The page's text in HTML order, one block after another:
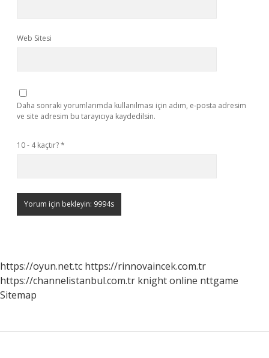
Web Sitesi
Daha sonraki yorumlarımda kullanılması için adım, e-posta adresim
ve site adresim bu tarayıcıya kaydedilsin.
10 - 4 kaçtır?*
https://oyun.net.tc https://rinnovaincek.com.tr
https://channelistanbul.com.tr knight online nttgame
Sitemap